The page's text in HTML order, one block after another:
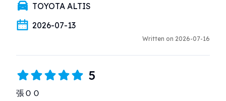
TOYOTA ALTIS
2026-07-13
Written on 2026-07-16
5
張ＯＯ